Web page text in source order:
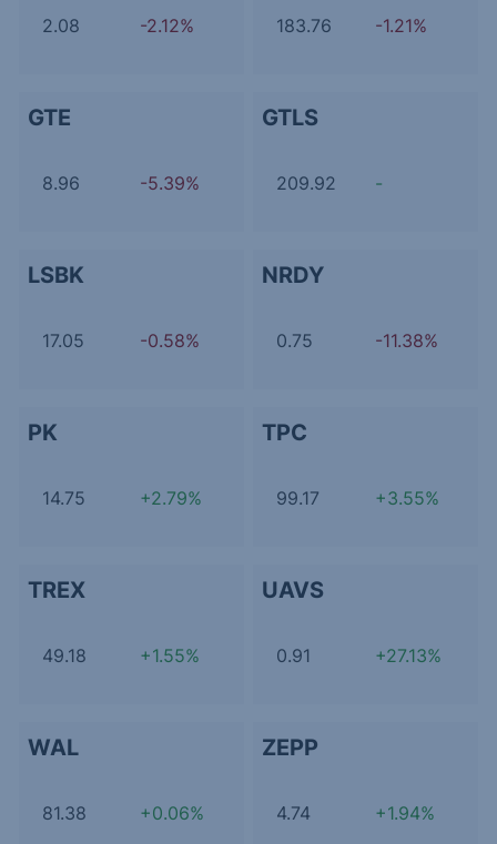
2.08 -2.12% 183.76 -1.21%
GTE
8.96 -5.39%
GTLS
209.92 -
LSBK
17.05 -0.58%
NRDY
0.75 -11.38%
PK
14.75 +2.79%
TPC
99.17 +3.55%
TREX
49.18 +1.55%
UAVS
0.91 +27.13%
WAL
81.38 +0.06%
ZEPP
4.74 +1.94%